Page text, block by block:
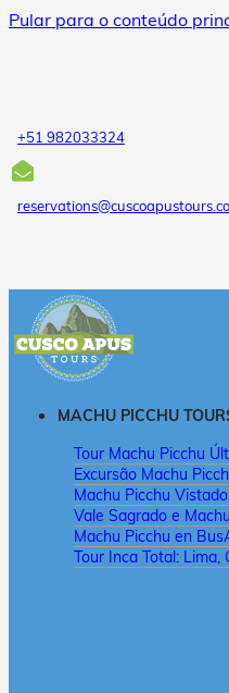
Pular para o conteúdo
+51 982033324
MACHU PICCHU
Tour Machu Picchu
Excursão Machu
Machu Picchu
Vale Sagrado e
Machu Picchu en Bus
Tour Inca Total: